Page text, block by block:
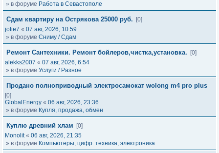
» в форуме Работа в Севастополе
Сдам квартиру на Острякова 25000 руб.
[0]
jolie7 « 07 авг, 2026, 10:59
» в форуме Сниму / Сдам
Ремонт Сантехники. Ремонт бойлеров,чистка,установка.
[0]
alekks2007 « 07 авг, 2026, 6:54
» в форуме Услуги / Разное
Продано полноприводный электросамокат wolong m4 pro plus
[0]
GlobalEnergy « 06 авг, 2026, 23:36
» в форуме Купля, продажа, обмен
Куплю древний хлам
[0]
Monolit« 06 авг, 2026, 21:35
» в форуме Компьютеры, цифр. техника, электроника